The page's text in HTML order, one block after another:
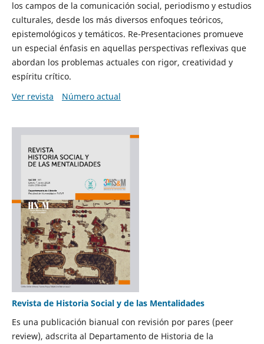
los campos de la comunicación social, periodismo y estudios
culturales, desde los más diversos enfoques teóricos,
epistemológicos y temáticos. Re-Presentaciones promueve
un especial énfasis en aquellas perspectivas reflexivas que
abordan los problemas actuales con rigor, creatividad y
espíritu crítico.
Ver revista
Número actual
Revista de Historia Social y de las Mentalidades
Es una publicación bianual con revisión por pares (peer
review), adscrita al Departamento de Historia de la